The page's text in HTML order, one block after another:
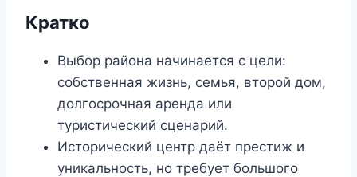
Кратко
Выбор района начинается с цели:
собственная жизнь, семья, второй дом,
долгосрочная аренда или
туристический сценарий.
Исторический центр даёт престиж и
уникальность, но требует большого